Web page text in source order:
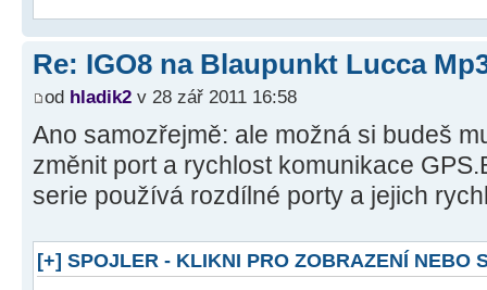
Re: IGO8 na Blaupunkt Lucca
od hladik2 v 28 zář 2011 16:58
Ano samozřejmě: ale možná si budeš
změnit port a rychlost komunikace
serie používá rozdílné porty a jejich
[+] SPOJLER - KLIKNI PRO ZOBRAZENÍ NEBO